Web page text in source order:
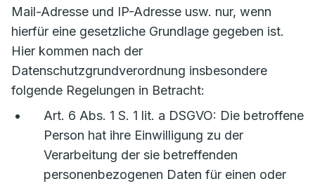
Mail-Adresse und IP-Adresse usw. nur, wenn
hierfür eine gesetzliche Grundlage gegeben ist.
Hier kommen nach der
Datenschutzgrundverordnung insbesondere
folgende Regelungen in Betracht:
Art. 6 Abs. 1 S. 1 lit. a DSGVO: Die betroffene
Person hat ihre Einwilligung zu der
Verarbeitung der sie betreffenden
personenbezogenen Daten für einen oder